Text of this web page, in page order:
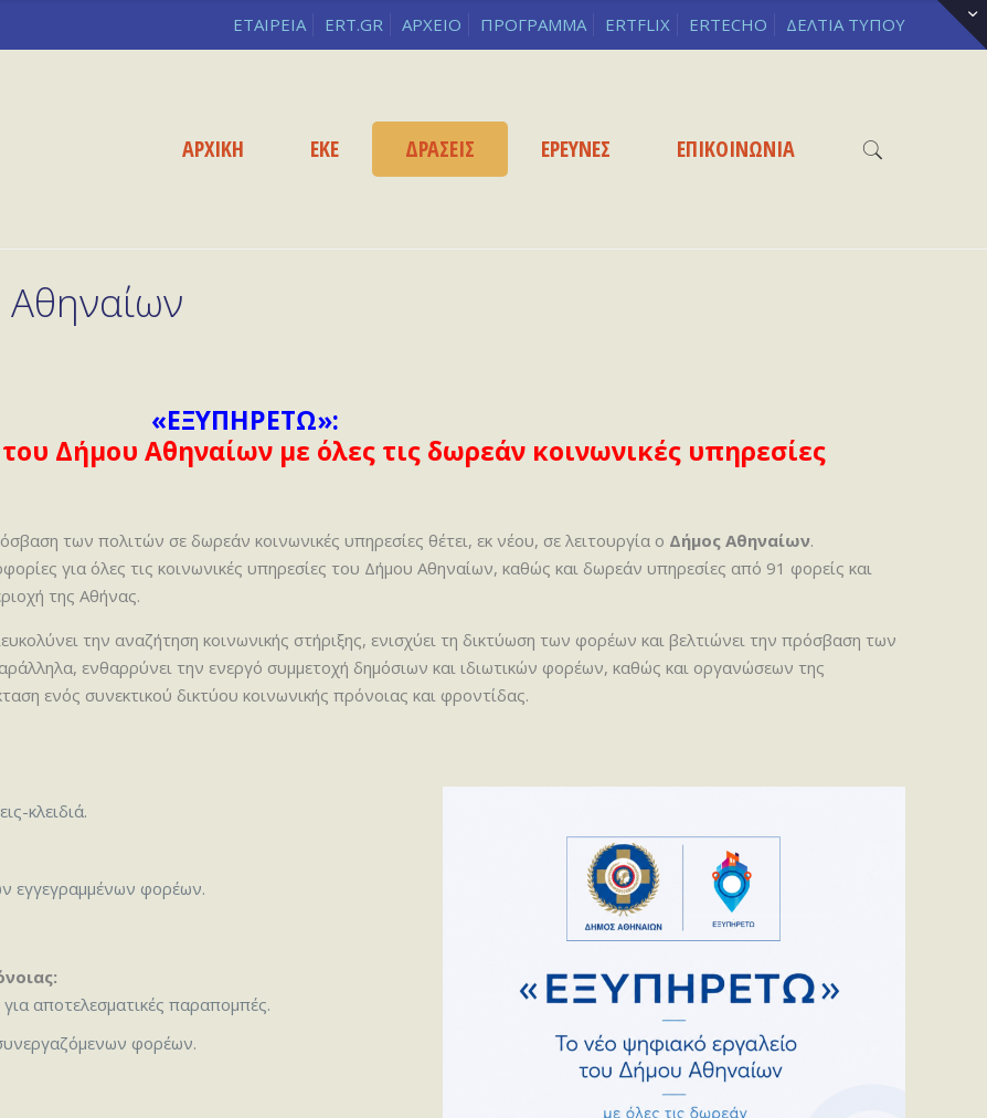
ΕΤΑΙΡΕΙΑ ERT.GR ΑΡΧΕΙΟ ΠΡΟΓΡΑΜΜΑ ERTFLIX ERTECHO ΔΕΛΤΙΑ ΤΥΠΟΥ
ΑΡΧΙΚΗ ΕΚΕ ΔΡΑΣΕΙΣ ΕΡΕΥΝΕΣ ΕΠΙΚΟΙΝΩΝΙΑ
«ΕΞΥΠΗΡΕΤΩ»:
Δήμου Αθηναίων με όλες τις δωρεάν κοινωνικές υπηρεσίες
των πολιτών σε δωρεάν κοινωνικές υπηρεσίες θέτει, εκ νέου, σε λειτουργία ο Δήμος Αθηναίων.
για όλες τις κοινωνικές υπηρεσίες του Δήμου Αθηναίων, καθώς και δωρεάν υπηρεσίες από 91 φορείς και
της Αθήνας.
την αναζήτηση κοινωνικής στήριξης, ενισχύει τη δικτύωση των φορέων και βελτιώνει την πρόσβαση των
ενθαρρύνει την ενεργό συμμετοχή δημόσιων και ιδιωτικών φορέων, καθώς και οργανώσεων της
ενός συνεκτικού δικτύου κοινωνικής πρόνοιας και φροντίδας.
κλειδιά.
εγγεγραμμένων φορέων.
αποτελεσματικές παραπομπές.
φορέων.